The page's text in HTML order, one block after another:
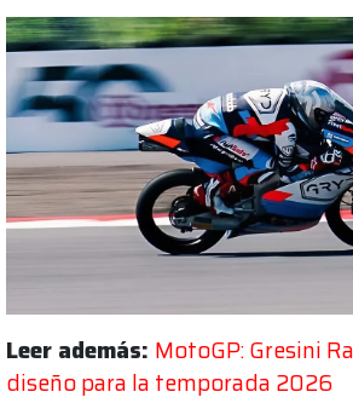
Leer además: MotoGP: Gresini
diseño para la temporada 2026